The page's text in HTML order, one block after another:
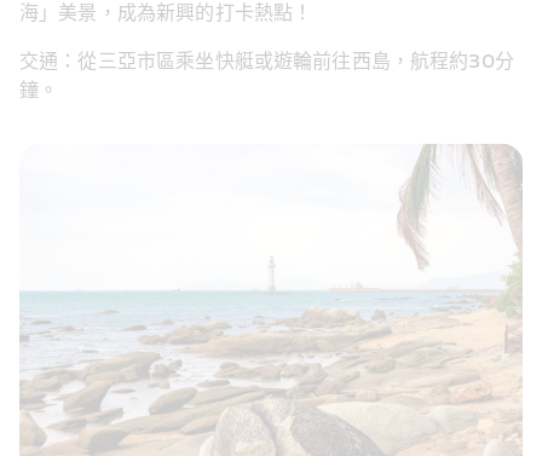
海」美景，成為新興的打卡熱點！
交通：從三亞市區乘坐快艇或遊輪前往西島，航程約30分
鐘。